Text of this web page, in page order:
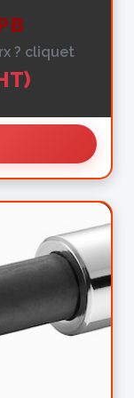
? cliquet